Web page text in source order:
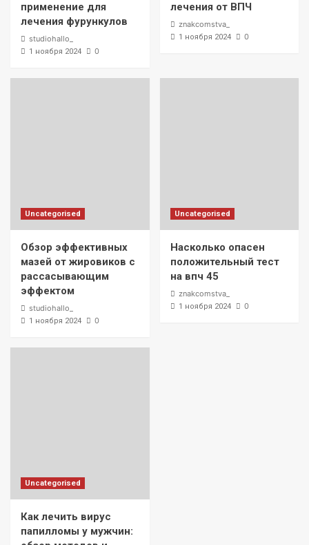
применение для
лечения фурункулов
studiohallo_
1 ноября 2024 0
лечения от ВПЧ
znakcomstva_
1 ноября 2024 0
Uncategorised
Обзор эффективных
мазей от жировиков с
рассасывающим
эффектом
studiohallo_
1 ноября 2024 0
Uncategorised
Насколько опасен
положительный тест
на впч 45
znakcomstva_
1 ноября 2024 0
Uncategorised
Как лечить вирус
папилломы у мужчин: